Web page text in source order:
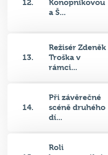
12.
Konopníkovou
a Š...
13.
Režisér Zdeněk
Troška v
rámci...
14.
Při závěrečné
scéně druhého
dí...
Roli